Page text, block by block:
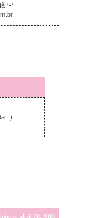
*-*
abril 28, 2013
:)
abril 28, 2013